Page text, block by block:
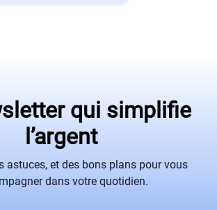
qui simplifie
l’argent
astuces, et des bons plans pour vous
dans votre quotidien.